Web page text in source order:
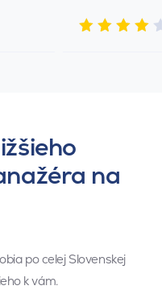
na
po celej Slovenskej
k vám.